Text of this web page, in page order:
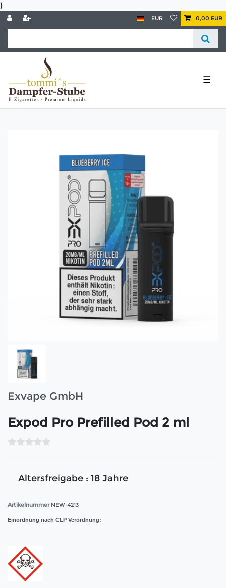
}
EUR 0,00 EUR
☰
Exvape GmbH
Expod Pro Prefilled Pod 2 ml
Altersfreigabe : 18 Jahre
Artikelnummer NEW-4213
Einordnung nach CLP Verordnung: